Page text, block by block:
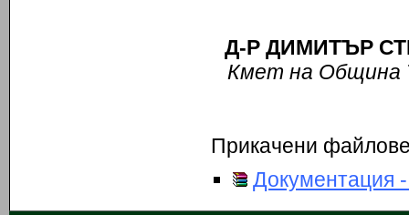
Д-Р ДИМИТЪР
Кмет на Община
Прикачени
Документация